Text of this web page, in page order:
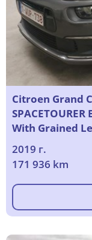
Citroen Grand
With Grained
2019 г.
171 936 km